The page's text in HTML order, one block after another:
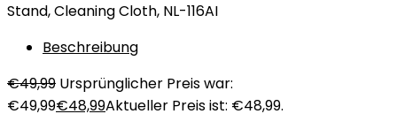
Stand, Cleaning Cloth, NL-116AI
Beschreibung
€49,99 Ursprünglicher Preis war:
€49,99€48,99Aktueller Preis ist: €48,99.